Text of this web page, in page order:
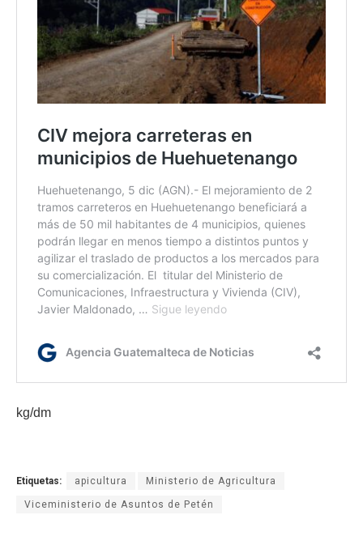
kg/dm
Etiquetas: apicultura Ministerio de Agricultura
Viceministerio de Asuntos de Petén